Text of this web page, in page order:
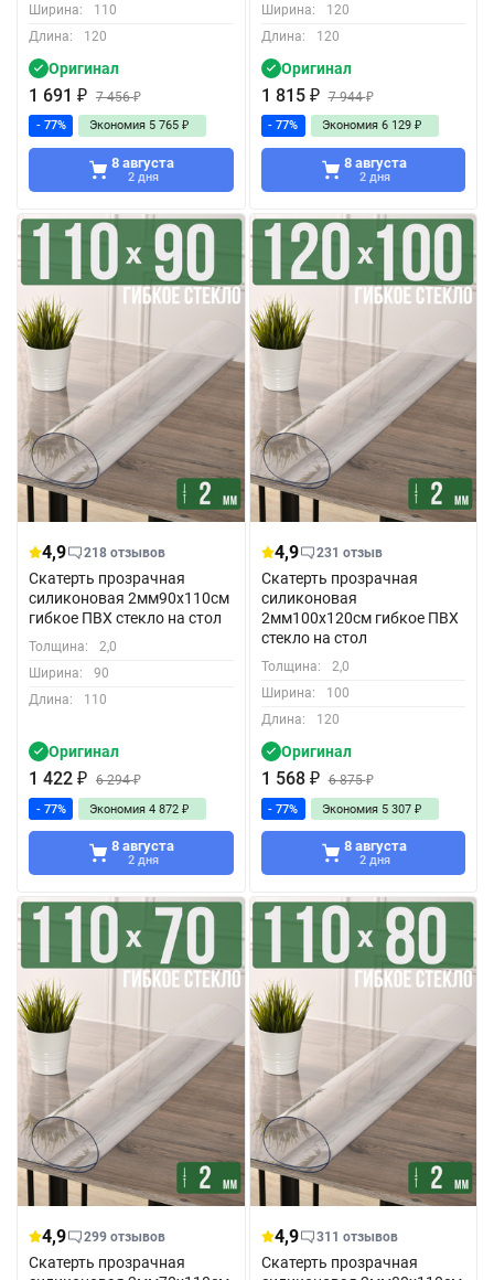
Ширина:
110
Длина:
120
Оригинал
1 691 ₽ 7 456₽
- 77% Экономия 5 765 ₽
8 августа
2 дня
Ширина:
120
Длина:
120
Оригинал
1 815 ₽ 7 944₽
- 77% Экономия 6 129 ₽
8 августа
2 дня
4,9 218 отзывов
Скатерть прозрачная
силиконовая 2мм90x110см
гибкое ПВХ стекло на стол
Толщина:
2,0
Ширина:
90
Длина:
110
Оригинал
1 422 ₽ 6 294₽
- 77% Экономия 4 872 ₽
8 августа
2 дня
4,9 231 отзыв
Скатерть прозрачная
силиконовая
2мм100x120см гибкое ПВХ
стекло на стол
Толщина:
2,0
Ширина:
100
Длина:
120
Оригинал
1 568 ₽ 6 875₽
- 77% Экономия 5 307 ₽
8 августа
2 дня
4,9 299 отзывов
Скатерть прозрачная
4,9 311 отзывов
Скатерть прозрачная